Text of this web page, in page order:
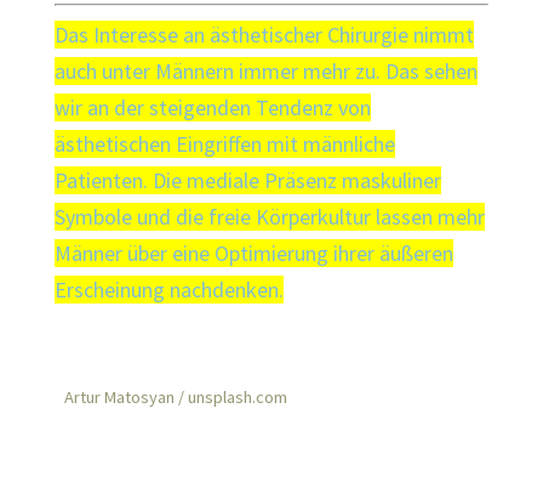
Das Interesse an ästhetischer Chirurgie nimmt
auch unter Männern immer mehr zu. Das sehen
wir an der steigenden Tendenz von
ästhetischen Eingriffen mit männliche
Patienten. Die mediale Präsenz maskuliner
Symbole und die freie Körperkultur lassen mehr
Männer über eine Optimierung ihrer äußeren
Erscheinung nachdenken.
Artur Matosyan / unsplash.com